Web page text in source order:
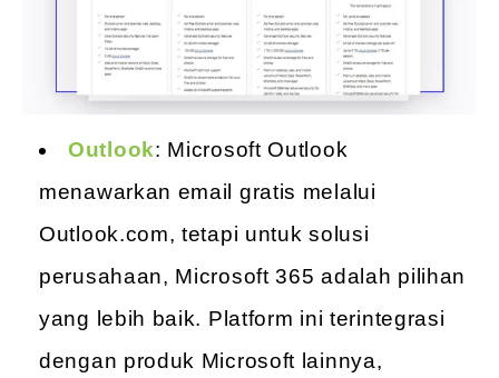
Outlook: Microsoft Outlook
menawarkan email gratis melalui
Outlook.com, tetapi untuk solusi
perusahaan, Microsoft 365 adalah pilihan
yang lebih baik. Platform ini terintegrasi
dengan produk Microsoft lainnya,